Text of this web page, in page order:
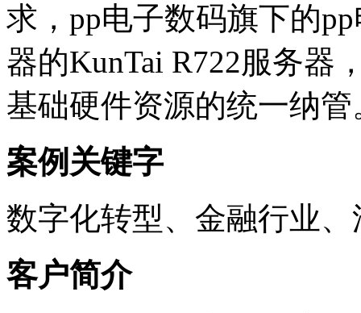
求，pp电子数码
器的KunTai R722服务器
基础硬件资源的统一纳管
案例关键字
数字化转型、金融行业
客户简介